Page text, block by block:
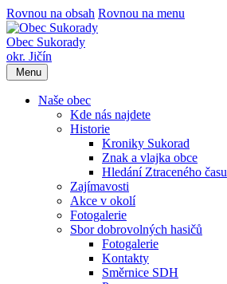
Rovnou na obsah Rovnou na menu
Obec Sukorady
okr. Jičín
Menu
Naše obec
Kde nás najdete
Historie
Kroniky Sukorad
Znak a vlajka obce
Hledání Ztraceného času
Zajímavosti
Akce v okolí
Fotogalerie
Sbor dobrovolných hasičů
Fotogalerie
Kontakty
Směrnice SDH